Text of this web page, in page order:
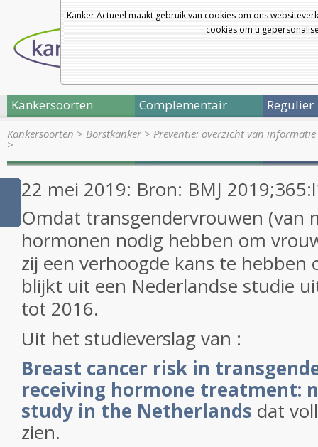
Kanker Actueel maakt gebruik van cookies om ons
cookies om u
Kankersoorten Complementair Regulier
Kankersoorten > Borstkanker> Preventie: overzicht van
>
22 mei 2019: Bron: BMJ
Omdat transgendervrouwen (van
hormonen nodig hebben om
zij een verhoogde kans te
blijkt uit een Nederlandse studie
tot 2016.
Uit het studieverslag van :
Breast cancer risk in
receiving hormone treatment:
study in the Netherlands dat
zien.